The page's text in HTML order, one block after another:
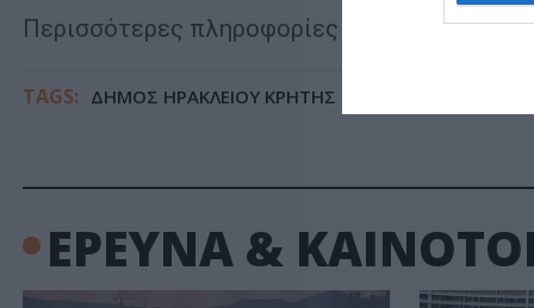
Περισσότερες πληροφορίες για το έργο
TAGS: ΔΗΜΟΣ ΗΡΑΚΛΕΙΟΥ ΚΡΗΤΗΣ
ΕΡΕΥΝΑ &